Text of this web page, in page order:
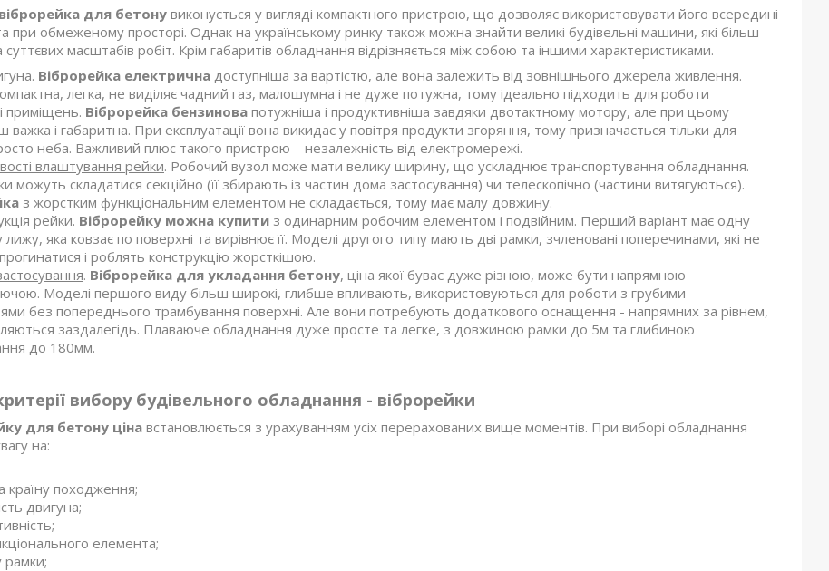
віброрейка для бетону виконується у вигляді компактного пристрою, що дозволяє використовувати його всередині
при обмеженому просторі. Однак на українському ринку також можна знайти великі будівельні машини, які більш
суттєвих масштабів робіт. Крім габаритів обладнання відрізняється між собою та іншими характеристиками.
. Віброрейка електрична доступніша за вартістю, але вона залежить від зовнішнього джерела живлення.
легка, не виділяє чадний газ, малошумна і не дуже потужна, тому ідеально підходить для роботи
приміщень. Віброрейка бензинова потужніша і продуктивніша завдяки двотактному мотору, але при цьому
важка і габаритна. При експлуатації вона викидає у повітря продукти згоряння, тому призначається тільки для
неба. Важливий плюс такого пристрою – незалежність від електромережі.
влаштування рейки. Робочий вузол може мати велику ширину, що ускладнює транспортування обладнання.
можуть складатися секційно (її збирають із частин дома застосування) чи телескопічно (частини витягуються).
з жорстким функціональним елементом не складається, тому має малу довжину.
рейки. Віброрейку можна купити з одинарним робочим елементом і подвійним. Перший варіант має одну
яка ковзає по поверхні та вирівнює її. Моделі другого типу мають дві рамки, зчленовані поперечинами, які не
і роблять конструкцію жорсткішою.
. Віброрейка для укладання бетону, ціна якої буває дуже різною, може бути напрямною
Моделі першого виду більш широкі, глибше впливають, використовуються для роботи з грубими
без попереднього трамбування поверхні. Але вони потребують додаткового оснащення - напрямних за рівнем,
заздалегідь. Плаваюче обладнання дуже просте та легке, з довжиною рамки до 5м та глибиною
до 180мм.
вибору будівельного обладнання - віброрейки
для бетону ціна встановлюється з урахуванням усіх перерахованих вище моментів. При виборі обладнання
на:
країну походження;
двигуна;
елемента;